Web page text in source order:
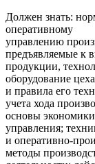
Должен знать:
оперативному
управлению
предъявляемые к
продукции,
оборудование цеха
и правила его
учета хода
основы
управления;
и оперативно-
методы